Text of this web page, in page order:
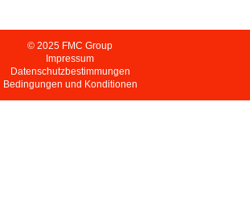
© 2025 FMC Group
Impressum
Datenschutzbestimmungen
Bedingungen und Konditionen